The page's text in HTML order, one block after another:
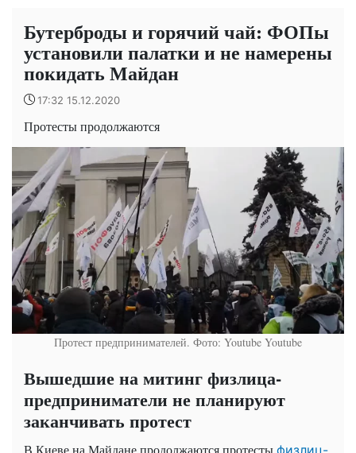
Бутерброды и горячий чай: ФОПы
установили палатки и не намерены
покидать Майдан
17:32 15.12.2020
Протесты продолжаются
Протест предпринимателей. Фото: Youtube Youtube
Вышедшие на митинг физлица-
предприниматели не планируют
заканчивать протест
В Киеве на Майдане продолжаются протесты физлиц-